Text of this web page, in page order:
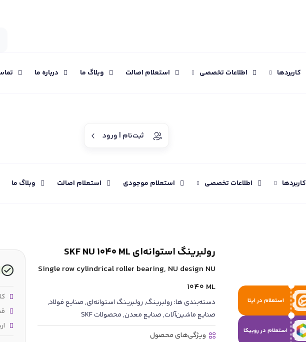
کاربردها اطلاعات تخصصی استعلام اصالت وبلاگ ما درباره ما
ثبت‌نام | ورود
کاربردها اطلاعات تخصصی استعلام موجودی استعلام اصالت وبلاگ ما
استعلام در ایتا
استعلام در روبیکا
رولبرینگ استوانه‌ای SKF NU 1040 ML
Single row cylindrical roller bearing, NU design NU
1040 ML
دسته‌بندی ها: رولبرینگ,رولبرینگ استوانه‌ای,صنایع فولاد,
صنایع ماشین‌آلات,صنایع معدن,محصولات SKF
ویژگی‌های محصول